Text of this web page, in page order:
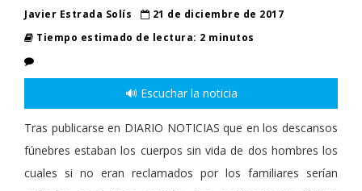
Javier Estrada Solís
21 de diciembre de 2017
Tiempo estimado de lectura: 2 minutos
🔊 Escuchar la noticia
Tras publicarse en DIARIO NOTICIAS que en los descansos
fúnebres estaban los cuerpos sin vida de dos hombres los
cuales si no eran reclamados por los familiares serían